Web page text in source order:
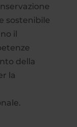
sostenibile
il
della
la